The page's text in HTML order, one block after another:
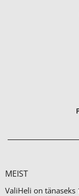
MEIST
ValiHeli on